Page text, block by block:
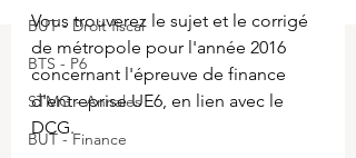
BUT - Droit fiscal
BTS - P6
STMG - Annales
BUT - Finance
Vous trouverez le sujet et le corrigé
de métropole pour l'année 2016
concernant l'épreuve de finance
d'entreprise UE6, en lien avec le
DCG.